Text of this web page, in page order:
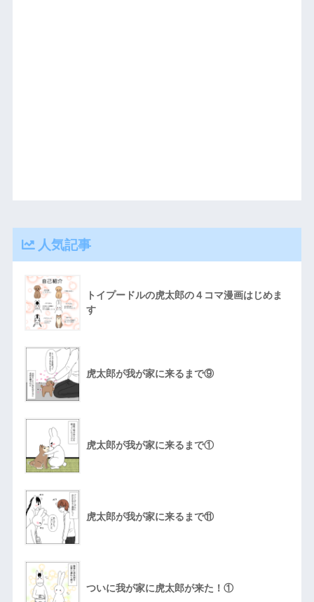
人気記事
トイプードルの虎太郎の４コマ漫画はじめま
す
虎太郎が我が家に来るまで⑨
虎太郎が我が家に来るまで①
虎太郎が我が家に来るまで⑪
ついに我が家に虎太郎が来た！①